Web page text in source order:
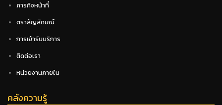
ภารกิจหน้าที่
ตราสัญลักษณ์
การเข้ารับบริการ
ติดต่อเรา
หน่วยงานภายใน
คลังความรู้